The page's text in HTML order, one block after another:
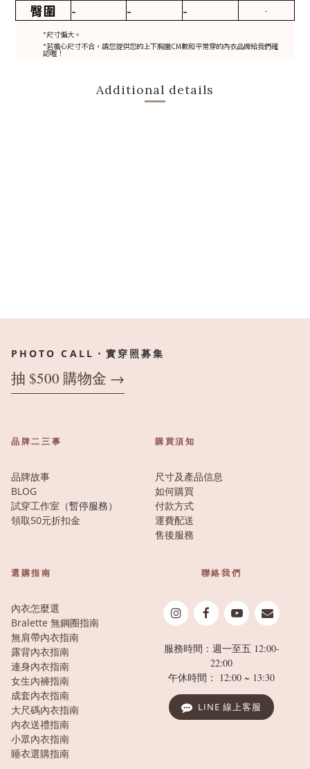
臀圍 - - - -
*尺寸偏大。
*若擔心尺寸不合，請您提供您的上下胸圍CM數和平常穿的內衣品牌給我們確
認喔！
Additional details
PHOTO CALL・實穿照募集
抽 $500 購物金 →
品牌二三事
品牌故事
BLOG
試穿工作室 （暫停服務）
領取50元折扣金
購買須知
尺寸及產品信息
如何購買
付款方式
運費配送
售後服務
選購指南
內衣怎麼選
Bralette 無鋼圈指南
無肩帶內衣指南
露背內衣指南
連身內衣指南
女生內褲指南
成套內衣指南
大尺碼內衣指南
內衣送禮指南
小眾內衣指南
睡衣選購指南
聯絡我們
服務時間：週一至五 12:00-
22:00
午休時間： 12:00 ~ 13:30
LINE 線上客服